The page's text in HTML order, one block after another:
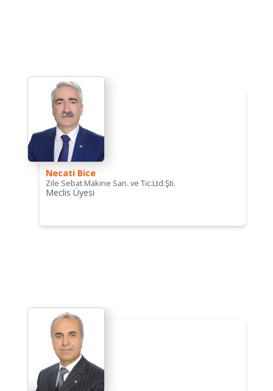
Necati Bice
Zile Sebat Makine San. ve Tic.Ltd.Şti.
Meclis Üyesi